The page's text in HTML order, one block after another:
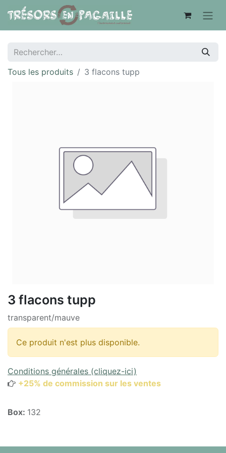
Tous les produits 3 flacons tupp
3 flacons tupp
transparent/mauve
Ce produit n'est plus disponible.
Conditions générales (cliquez-ici)
+25% de commission sur les ventes
Box: 132